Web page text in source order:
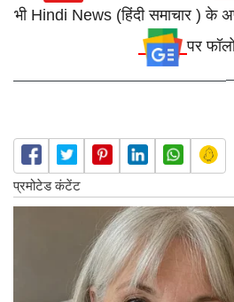
भी Hindi News (हिंदी समाचार ) के
पर